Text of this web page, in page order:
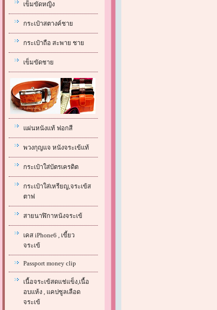
เข็มขัดหญิง
กระเป๋าสตางค์ชาย
กระเป๋าถือ สะพาย ชาย
เข็มขัดชาย
แผ่นหนังแท้ ฟอกสี
พวงกุญแจ หนังจระเข้แท้
กระเป๋าใส่บัตรเครดิต
กระเป๋าใส่เหรียญ,จระเข้ส
ตาฟ
สายนาฬิกาหนังจระเข้
เคส iPhone6 , เขี้ยว
จระเข้
Passport money clip
เนื้อจระเข้สดแช่แข็ง,เนื้อ
อบแห้ง , แคปซูลเลือด
จระเข้